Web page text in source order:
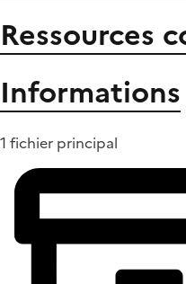
Ressources
Informations
1 fichier principal